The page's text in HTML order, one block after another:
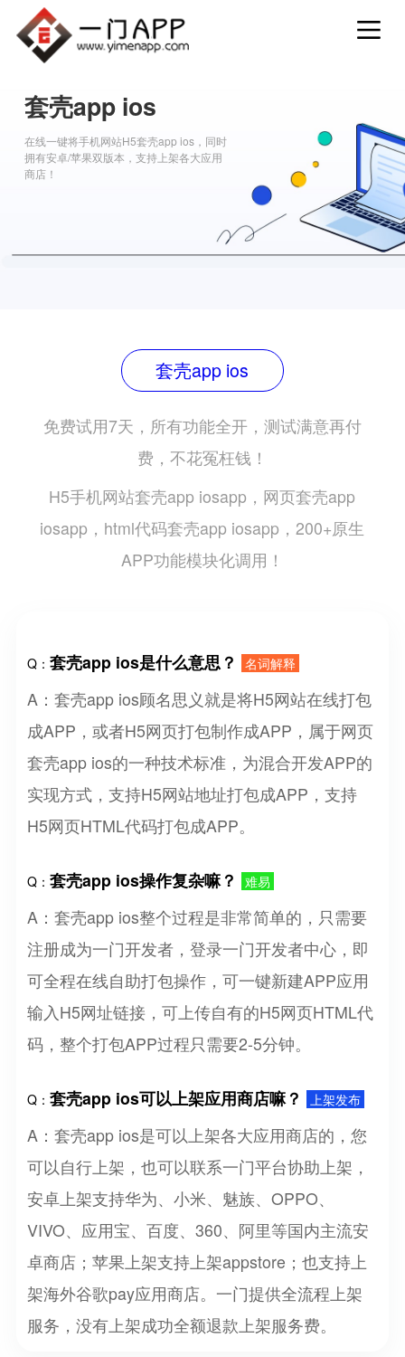
套壳app ios
在线一键将手机网站H5套壳app ios，同时
拥有安卓/苹果双版本，支持上架各大应用
商店！
套壳app ios
免费试用7天，所有功能全开，测试满意再付
费，不花冤枉钱！
H5手机网站套壳app iosapp，网页套壳app
iosapp，html代码套壳app iosapp，200+原生
APP功能模块化调用！
Q：套壳app ios是什么意思？ 名词解释
A：套壳app ios顾名思义就是将H5网站在线打包
成APP，或者H5网页打包制作成APP，属于网页
套壳app ios的一种技术标准，为混合开发APP的
实现方式，支持H5网站地址打包成APP，支持
H5网页HTML代码打包成APP。
Q：套壳app ios操作复杂嘛？ 难易
A：套壳app ios整个过程是非常简单的，只需要
注册成为一门开发者，登录一门开发者中心，即
可全程在线自助打包操作，可一键新建APP应用
输入H5网址链接，可上传自有的H5网页HTML代
码，整个打包APP过程只需要2-5分钟。
Q：套壳app ios可以上架应用商店嘛？ 上架发布
A：套壳app ios是可以上架各大应用商店的，您
可以自行上架，也可以联系一门平台协助上架，
安卓上架支持华为、小米、魅族、OPPO、
VIVO、应用宝、百度、360、阿里等国内主流安
卓商店；苹果上架支持上架appstore；也支持上
架海外谷歌pay应用商店。一门提供全流程上架
服务，没有上架成功全额退款上架服务费。